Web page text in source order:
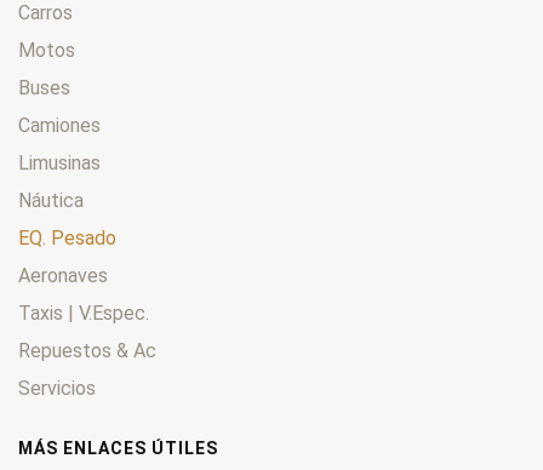
Carros
Motos
Buses
Camiones
Limusinas
Náutica
EQ. Pesado
Aeronaves
Taxis | V.Espec.
Repuestos & Ac
Servicios
MÁS ENLACES ÚTILES